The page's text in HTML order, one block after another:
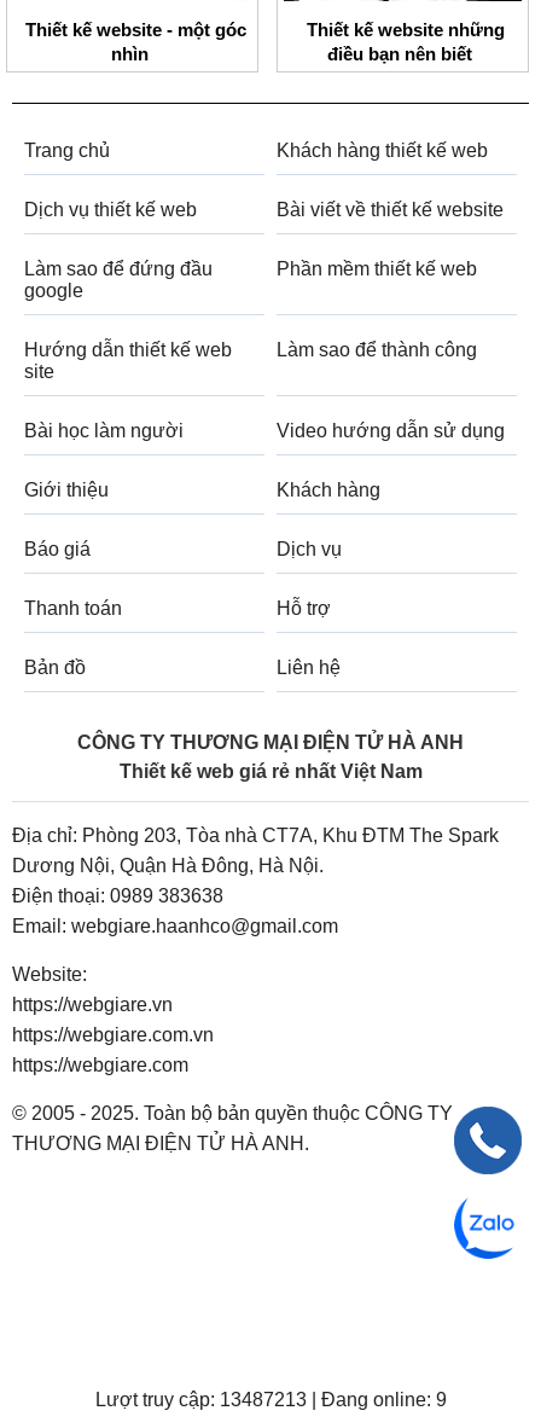
Thiết kế website - một góc
nhìn
Thiết kế website những
điều bạn nên biết
Trang chủ Khách hàng thiết kế web
Dịch vụ thiết kế web Bài viết về thiết kế website
Làm sao để đứng đầu
google
Phần mềm thiết kế web
Hướng dẫn thiết kế web
site
Làm sao để thành công
Bài học làm người Video hướng dẫn sử dụng
Giới thiệu Khách hàng
Báo giá Dịch vụ
Thanh toán Hỗ trợ
Bản đồ Liên hệ
CÔNG TY THƯƠNG MẠI ĐIỆN TỬ HÀ ANH
Thiết kế web giá rẻ nhất Việt Nam
Địa chỉ: Phòng 203, Tòa nhà CT7A, Khu ĐTM The Spark
Dương Nội, Quận Hà Đông, Hà Nội.
Điện thoại: 0989 383638
Email: webgiare.haanhco@gmail.com
Website:
https://webgiare.vn
https://webgiare.com.vn
https://webgiare.com
© 2005 - 2025. Toàn bộ bản quyền thuộc CÔNG TY
THƯƠNG MẠI ĐIỆN TỬ HÀ ANH.
Lượt truy cập: 13487213 | Đang online: 9